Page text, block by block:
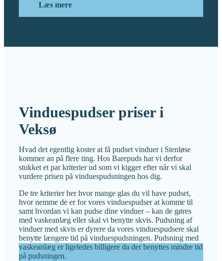
Læs mere
Vinduespudser priser i
Veksø
Hvad det egentlig koster at få pudset vinduer i Stenløse
kommer an på flere ting. Hos Barepuds har vi derfor
stukket et par kriterier ud som vi kigger efter når vi skal
vurdere prisen på vinduespudsningen hos dig.
De tre kriterier her hvor mange glas du vil have pudset,
hvor nemme de er for vores vinduespudser at komme til
samt hvordan vi kan pudse dine vinduer – kan de gøres
med vaskeanlæg eller skal vi benytte skvis. Pudsning af
vinduer med skvis er dyrere da vores vinduespudsere skal
benytte længere tid på vinduespudsningen. Pudsning med
vaskeanlæg er ligeledes billigere da der benyttes mindre tid
på pudsningen.